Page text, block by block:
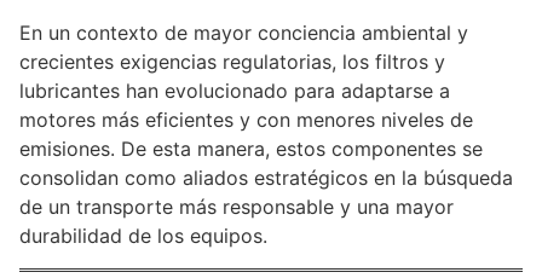
En un contexto de mayor conciencia ambiental y
crecientes exigencias regulatorias, los filtros y
lubricantes han evolucionado para adaptarse a
motores más eficientes y con menores niveles de
emisiones. De esta manera, estos componentes se
consolidan como aliados estratégicos en la búsqueda
de un transporte más responsable y una mayor
durabilidad de los equipos.